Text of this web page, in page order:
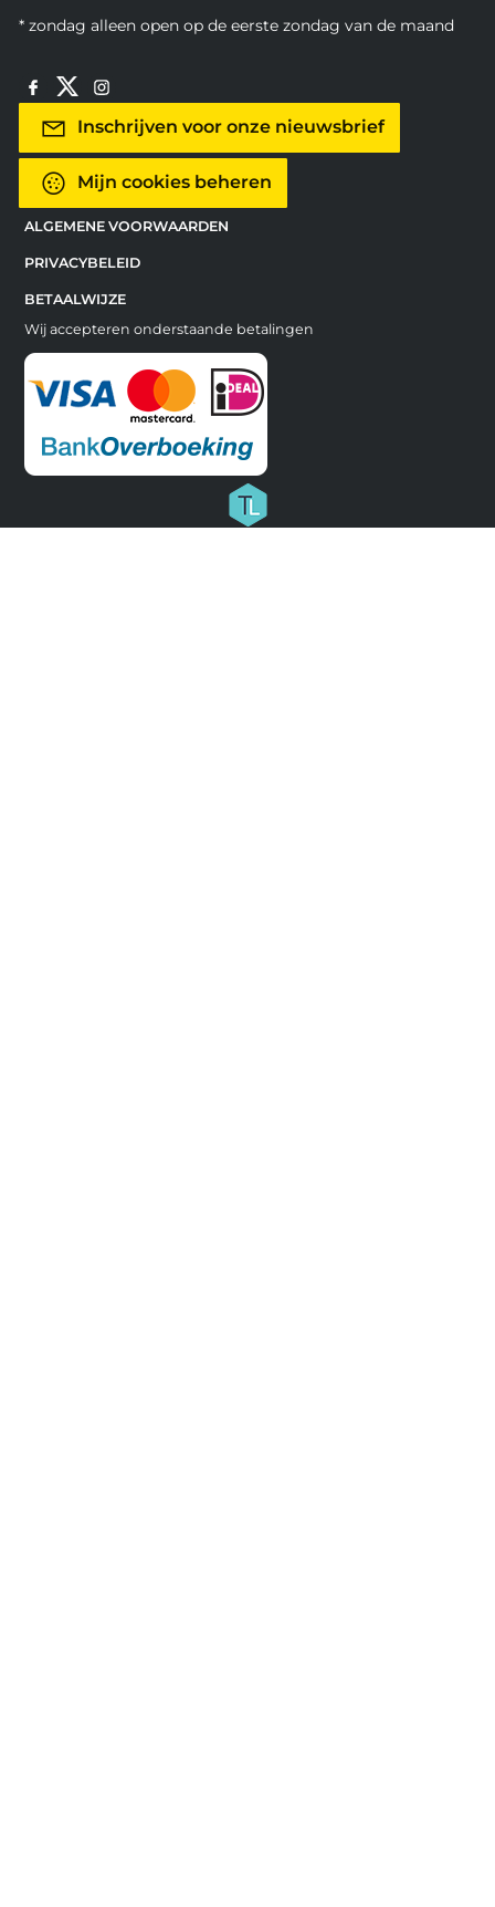
* zondag alleen open op de eerste zondag van de maand
Inschrijven voor onze nieuwsbrief
Mijn cookies beheren
ALGEMENE VOORWAARDEN
PRIVACYBELEID
BETAALWIJZE
Wij accepteren onderstaande betalingen